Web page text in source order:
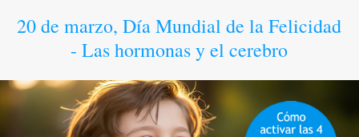
20 de marzo, Día Mundial de la Felicidad
- Las hormonas y el cerebro